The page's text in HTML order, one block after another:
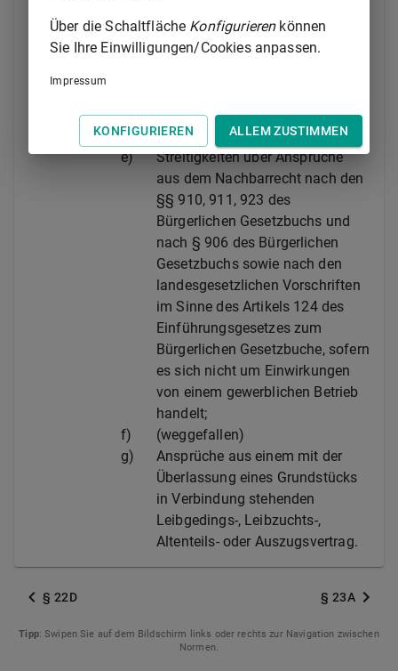
2 des
Wohnungseigentumsgesetzes
d)
Streitigkeiten wegen
Wildschadens;
e)
Streitigkeiten über Ansprüche
aus dem Nachbarrecht nach den
§§ 910, 911, 923 des
Bürgerlichen Gesetzbuchs und
nach § 906 des Bürgerlichen
Gesetzbuchs sowie nach den
landesgesetzlichen Vorschriften
im Sinne des Artikels 124 des
Einführungsgesetzes zum
Bürgerlichen Gesetzbuche, sofern
es sich nicht um Einwirkungen
von einem gewerblichen Betrieb
handelt;
f)
(weggefallen)
g)
Ansprüche aus einem mit der
Überlassung eines Grundstücks
in Verbindung stehenden
Leibgedings-, Leibzuchts-,
Altenteils- oder Auszugsvertrag.
§ 22D § 23A
Tipp: Swipen Sie auf dem Bildschirm links oder rechts zur Navigation zwischen
Normen.
Über die Schaltfläche Konfigurierenkönnen
Sie Ihre Einwilligungen/Cookies anpassen.
Impressum
KONFIGURIEREN ALLEM ZUSTIMMEN